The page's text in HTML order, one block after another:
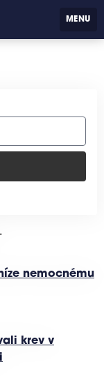
MENU
nemocnému
krev v